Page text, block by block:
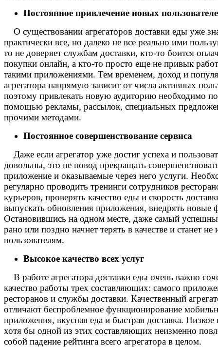
Постоянное привлечение новых
О существовании агрегаторов доставки еды уже
практически все, но далеко не все реально ими
то не доверяет службам доставки, кто-то боится
покупки онлайн, а кто-то просто еще не привык
такими приложениями. Тем временем, доход и
агрегатора напрямую зависит от числа активных
поэтому привлекать новую аудиторию необходимо
помощью рекламы, рассылок, специальных
прочими методами.
Постоянное совершенствование сервиса
Даже если агрегатор уже достиг успеха и
довольны, это не повод прекращать
приложение и оказываемые через него услуги.
регулярно проводить тренинги сотрудников
курьеров, проверять качество еды и скорость
выпускать обновления приложения, внедрять новые
Остановившись на одном месте, даже самый
рано или поздно начнет терять в качестве и станет не
пользователям.
Высокое качество всех услуг
В работе агрегатора доставки еды очень важно
качество работы трех составляющих: самого
ресторанов и службы доставки. Качественный
отличают беспроблемное функционирование
приложения, вкусная еда и быстрая доставка. Низкое
хотя бы одной из этих составляющих неизменно
собой падение рейтинга всего агрегатора в целом.